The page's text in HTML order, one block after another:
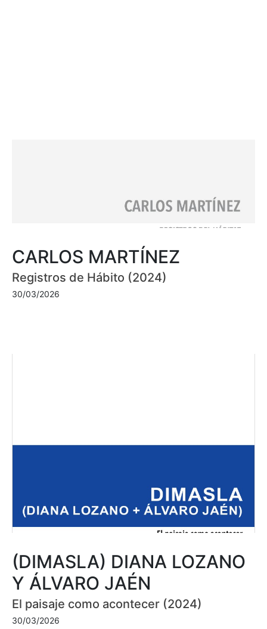
CARLOS MARTÍNEZ
Registros de Hábito (2024)
30/03/2026
(DIMASLA) DIANA LOZANO
Y ÁLVARO JAÉN
El paisaje como acontecer (2024)
30/03/2026